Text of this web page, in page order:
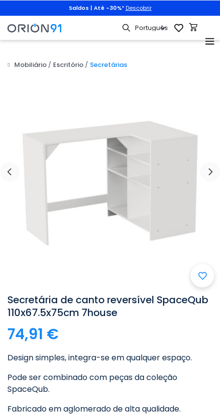
Saldos | Até -30%* Descobrir
Mobiliário Escritório Secretárias
Secretária de canto reversível SpaceQub
110x67.5x75cm 7house
74,91 €
Design simples, integra-se em qualquer espaço.
Pode ser combinado com peças da coleção
SpaceQub.
Fabricado em aglomerado de alta qualidade.